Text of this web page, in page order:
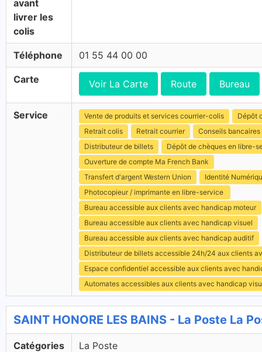
avant
livrer les
colis
Téléphone 01 55 44 00 00
Carte Voir La Carte Route Bureau
Service Vente de produits et services courrier-colis
Dépôt
Retrait colis
Retrait courrier
Conseils bancaires
Distributeur de billets
Dépôt de chèques en libre-
Ouverture de compte Ma French Bank
Transfert d'argent Western Union
Identité
Photocopieur / imprimante en libre-service
Bureau accessible aux clients avec handicap moteur
Bureau accessible aux clients avec handicap visuel
Bureau accessible aux clients avec handicap auditif
Distributeur de billets accessible 24h/24 aux clients
Espace confidentiel accessible aux clients avec
Automates accessibles aux clients avec handicap
SAINT HONORE LES BAINS - La Poste La
Catégories La Poste